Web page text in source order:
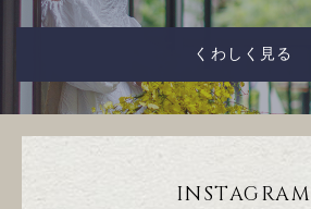
くわしく見る
INSTAGRAM